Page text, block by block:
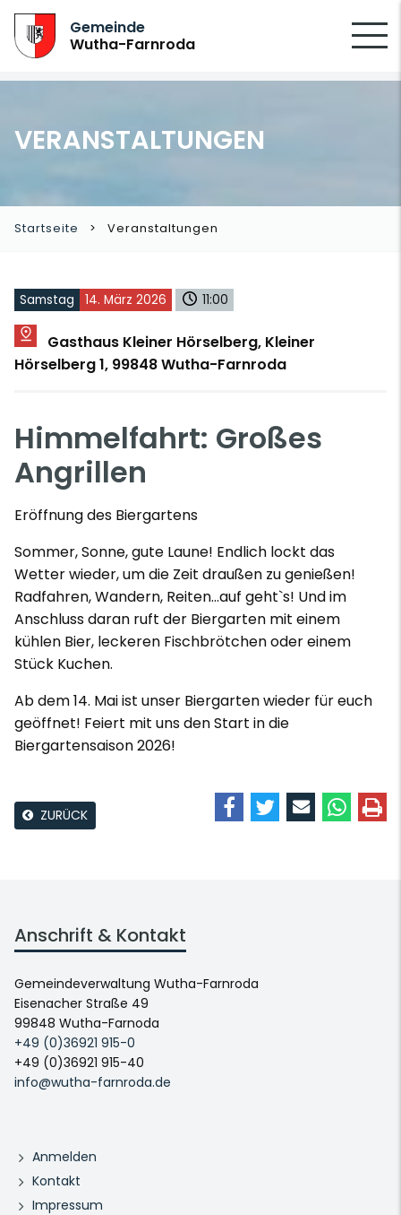
Gemeinde
Wutha-Farnroda
VERANSTALTUNGEN
Startseite Veranstaltungen
Samstag 14. März 2026 11:00
Gasthaus Kleiner Hörselberg, Kleiner
Hörselberg 1, 99848 Wutha-Farnroda
Himmelfahrt: Großes
Angrillen
Eröffnung des Biergartens
Sommer, Sonne, gute Laune! Endlich lockt das
Wetter wieder, um die Zeit draußen zu genießen!
Radfahren, Wandern, Reiten...auf geht`s! Und im
Anschluss daran ruft der Biergarten mit einem
kühlen Bier, leckeren Fischbrötchen oder einem
Stück Kuchen.
Ab dem 14. Mai ist unser Biergarten wieder für euch
geöffnet! Feiert mit uns den Start in die
Biergartensaison 2026!
ZURÜCK
Anschrift & Kontakt
Gemeindeverwaltung Wutha-Farnroda
Eisenacher Straße 49
99848 Wutha-Farnoda
+49 (0)36921 915-0
+49 (0)36921 915-40
info@wutha-farnroda.de
Anmelden
Kontakt
Impressum